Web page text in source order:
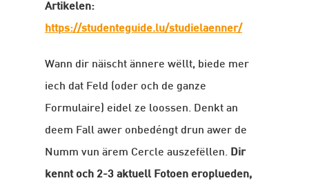
Artikelen:
https://studenteguide.lu/studielaenner/
Wann dir näischt ännere wëllt, biede mer
iech dat Feld (oder och de ganze
Formulaire) eidel ze loossen. Denkt an
deem Fall awer onbedéngt drun awer de
Numm vun ärem Cercle auszefëllen. Dir
kennt och 2-3 aktuell Fotoen eroplueden,